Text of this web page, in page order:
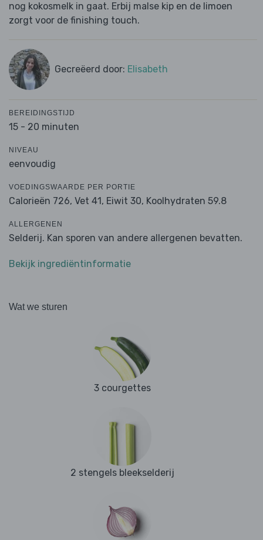
nog kokosmelk in gaat. Erbij malse kip en de limoen
zorgt voor de finishing touch.
Gecreëerd door: Elisabeth
BEREIDINGSTIJD
15 - 20 minuten
NIVEAU
eenvoudig
VOEDINGSWAARDE PER PORTIE
Calorieën 726, Vet 41, Eiwit 30, Koolhydraten 59.8
ALLERGENEN
Selderij. Kan sporen van andere allergenen bevatten.
Bekijk ingrediëntinformatie
Wat we sturen
3 courgettes
2 stengels bleekselderij